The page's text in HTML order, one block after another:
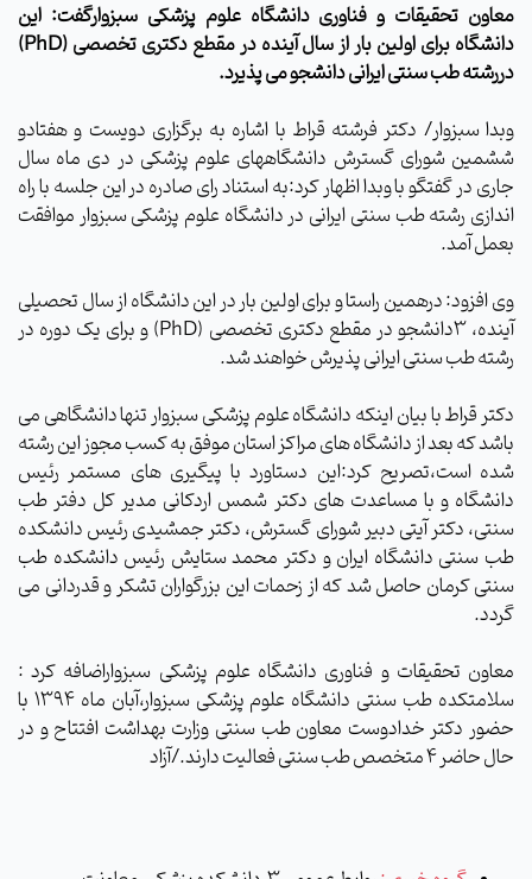
معاون تحقیقات و فناوری دانشگاه علوم پزشکی سبزوارگفت: این
دانشگاه برای اولین بار از سال آینده در مقطع دکتری تخصصی (PhD
)
دررشته طب سنتی ایرانی دانشجو می پذیرد.
وبدا سبزوار/ دکتر فرشته قراط با اشاره به برگزاری دویست و هفتادو
ششمین شورای گسترش دانشگاههای علوم پزشکی در دی ماه سال
جاری در گفتگو با وبدا اظهار کرد:به استناد رای صادره در این جلسه با راه
اندازی رشته طب سنتی ایرانی در دانشگاه علوم پزشکی سبزوار موافقت
بعمل آمد.
وی افزود: درهمین راستا و برای اولین بار در این دانشگاه از سال تحصیلی
آینده، 3دانشجو در مقطع دکتری تخصصی (
PhD) و برای یک دوره در
رشته طب سنتی ایرانی پذیرش خواهند شد.
دکتر قراط با بیان اینکه دانشگاه علوم پزشکی سبزوار تنها دانشگاهی می
باشد که بعد از دانشگاه های مراکز استان موفق به کسب مجوز این رشته
شده است،تصریح کرد:این دستاورد با پیگیری های مستمر رئیس
دانشگاه و با مساعدت های دکتر شمس اردکانی مدیر کل دفتر طب
سنتی، دکتر آیتی دبیر شورای گسترش، دکتر جمشیدی رئیس دانشکده
طب سنتی دانشگاه ایران و دکتر محمد ستایش رئیس دانشکده طب
سنتی کرمان حاصل شد که از زحمات این بزرگواران تشکر و قدردانی می
گردد.
معاون تحقیقات و فناوری دانشگاه علوم پزشکی سبزواراضافه کرد :
سلامتکده طب سنتی دانشگاه علوم پزشکی سبزوار،آبان ماه 1394 با
حضور دکتر خدادوست معاون طب سنتی وزارت بهداشت افتتاح و در
حال حاضر 4 متخصص طب سنتی فعالیت دارند./آزاد